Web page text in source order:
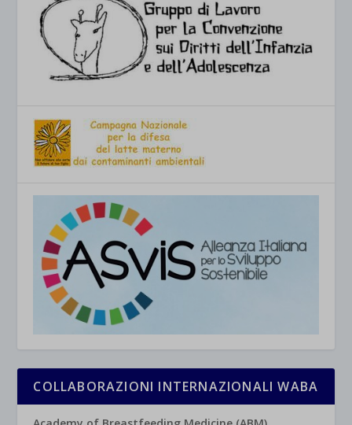
COLLABORAZIONI INTERNAZIONALI WABA